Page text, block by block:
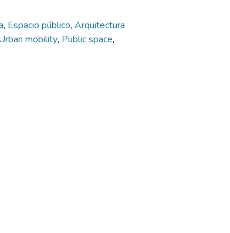
, Espacio público, Arquitectura
mobility, Public space,